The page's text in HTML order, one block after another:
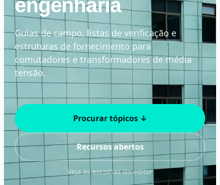
engenharia
Guias de campo, listas de verificação e
estruturas de fornecimento para
comutadores e transformadores de média
tensão.
Procurar tópicos ↓
Recursos abertos
Veja as escolhas do editor